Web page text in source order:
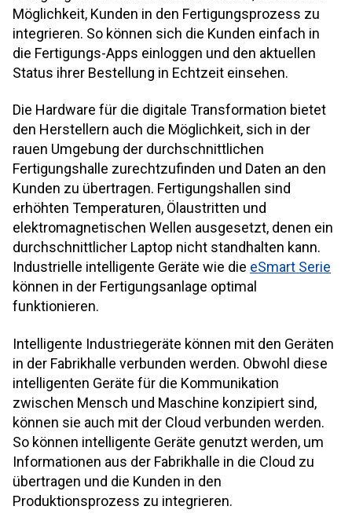
Möglichkeit, Kunden in den Fertigungsprozess zu
integrieren. So können sich die Kunden einfach in
die Fertigungs-Apps einloggen und den aktuellen
Status ihrer Bestellung in Echtzeit einsehen.
Die Hardware für die digitale Transformation bietet
den Herstellern auch die Möglichkeit, sich in der
rauen Umgebung der durchschnittlichen
Fertigungshalle zurechtzufinden und Daten an den
Kunden zu übertragen. Fertigungshallen sind
erhöhten Temperaturen, Ölaustritten und
elektromagnetischen Wellen ausgesetzt, denen ein
durchschnittlicher Laptop nicht standhalten kann.
Industrielle intelligente Geräte wie die eSmart Serie
können in der Fertigungsanlage optimal
funktionieren.
Intelligente Industriegeräte können mit den Geräten
in der Fabrikhalle verbunden werden. Obwohl diese
intelligenten Geräte für die Kommunikation
zwischen Mensch und Maschine konzipiert sind,
können sie auch mit der Cloud verbunden werden.
So können intelligente Geräte genutzt werden, um
Informationen aus der Fabrikhalle in die Cloud zu
übertragen und die Kunden in den
Produktionsprozess zu integrieren.